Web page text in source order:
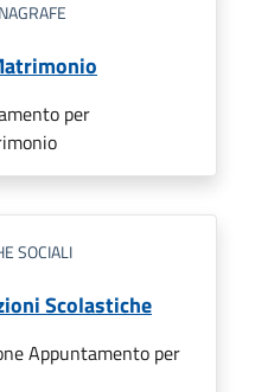
per
SOCIALI
Scolastiche
Appuntamento per